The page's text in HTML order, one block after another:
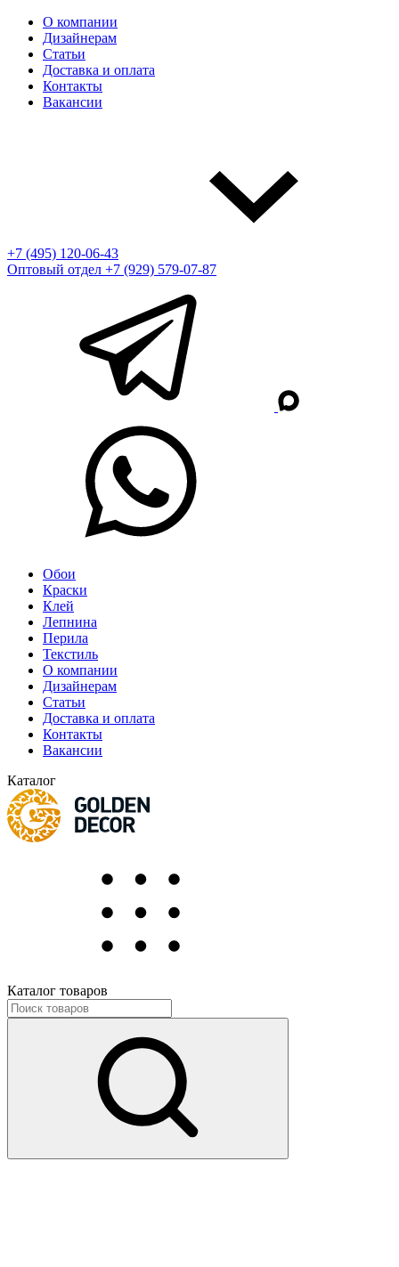
О компании
Дизайнерам
Статьи
Доставка и оплата
Контакты
Вакансии
+7 (495) 120-06-43
Оптовый отдел +7 (929) 579-07-87
Обои
Краски
Клей
Лепнина
Перила
Текстиль
О компании
Дизайнерам
Статьи
Доставка и оплата
Контакты
Вакансии
Каталог
Каталог товаров